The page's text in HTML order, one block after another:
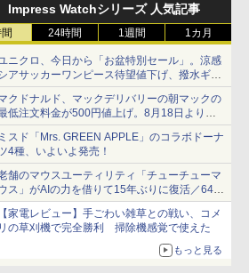
Impress Watchシリーズ 人気記事
24時間 1週間 1カ月
ニクロ、今日から「お盆特別セール」。涼感
アサッカーワンピース待望値下げ、撥水ギア
ョーツは1990円に
クドナルド、マックデリバリーの朝マックの
低注文料金が500円値上げ。8月18日より
円から受付
スド「Mrs. GREEN APPLE」のコラボドーナ
4種、いよいよ発売！
舗のマウスユーティリティ「チューチューマ
ス」がAIの力を借りて15年ぶりに復活／64bit
、Windows 10/11、「Chrome」も走り回
。復活記念で2026年末まで500円
家電レビュー】手ごわい雑草との戦い、コメ
の草刈機で完全勝利 掃除機感覚で使えた
もっと見る